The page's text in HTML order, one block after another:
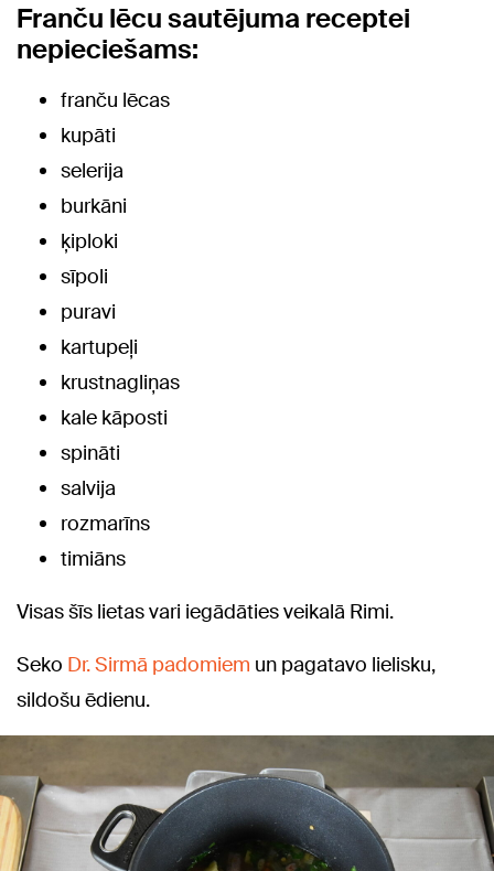
Franču lēcu sautējuma receptei
nepieciešams:
franču lēcas
kupāti
selerija
burkāni
ķiploki
sīpoli
puravi
kartupeļi
krustnagliņas
kale kāposti
spināti
salvija
rozmarīns
timiāns
Visas šīs lietas vari iegādāties veikalā Rimi.
Seko Dr. Sirmā padomiem un pagatavo lielisku,
sildošu ēdienu.